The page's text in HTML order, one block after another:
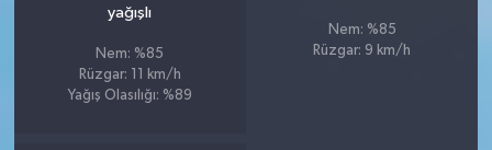
yağışlı
Nem: %85
Rüzgar: 11 km/h
Yağış Olasılığı: %89
Nem: %85
Rüzgar: 9 km/h